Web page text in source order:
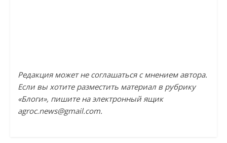
Редакция может не соглашаться с мнением автора.
Если вы хотите разместить материал в рубрику
«Блоги», пишите на электронный ящик
agroc.news@gmail.com.